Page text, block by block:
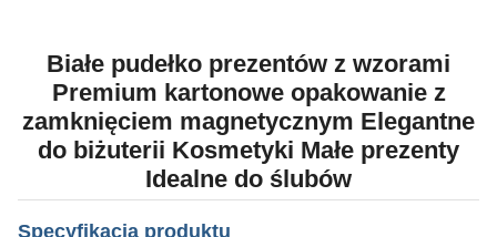
Białe pudełko prezentów z wzorami
Premium kartonowe opakowanie z
zamknięciem magnetycznym Elegantne
do biżuterii Kosmetyki Małe prezenty
Idealne do ślubów
Specyfikacja produktu